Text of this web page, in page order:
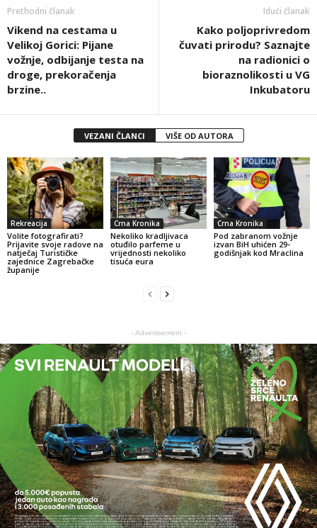
Prethodni članak
Vikend na cestama u
Velikoj Gorici: Pijane
vožnje, odbijanje testa na
droge, prekoračenja
brzine..
Idući članak
Kako poljoprivredom
čuvati prirodu? Saznajte
na radionici o
bioraznolikosti u VG
Inkubatoru
VEZANI ČLANCI VIŠE OD AUTORA
Rekreacija
Volite fotografirati?
Prijavite svoje radove na
natječaj Turističke
zajednice Zagrebačke
županije
Crna Kronika
Nekoliko kradljivaca
otuđilo parfeme u
vrijednosti nekoliko
tisuća eura
Crna Kronika
Pod zabranom vožnje
izvan BiH uhićen 29-
godišnjak kod Mraclina
- Advertisement -